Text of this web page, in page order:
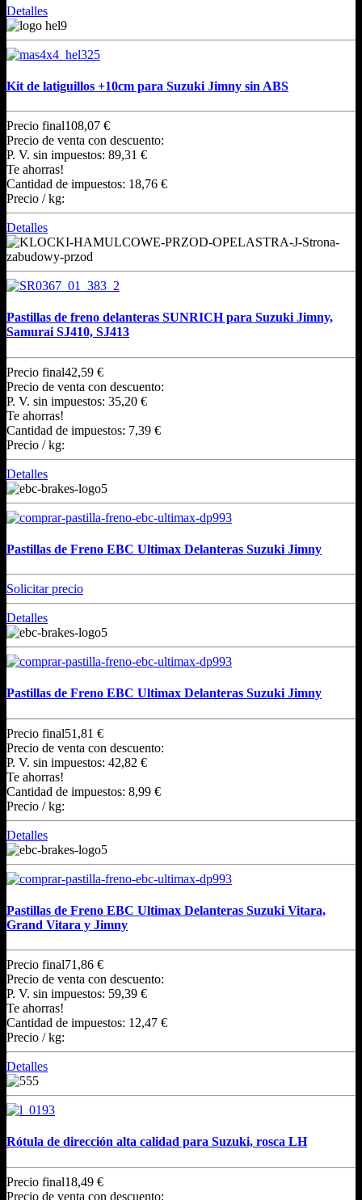
Detalles
Kit de latiguillos +10cm para Suzuki Jimny sin ABS
Precio final108,07 €
Precio de venta con descuento:
P. V. sin impuestos: 89,31 €
Te ahorras!
Cantidad de impuestos: 18,76 €
Precio / kg:
Detalles
Pastillas de freno delanteras SUNRICH para Suzuki Jimny,
Samurai SJ410, SJ413
Precio final42,59 €
Precio de venta con descuento:
P. V. sin impuestos: 35,20 €
Te ahorras!
Cantidad de impuestos: 7,39 €
Precio / kg:
Detalles
Pastillas de Freno EBC Ultimax Delanteras Suzuki Jimny
Solicitar precio
Detalles
Pastillas de Freno EBC Ultimax Delanteras Suzuki Jimny
Precio final51,81 €
Precio de venta con descuento:
P. V. sin impuestos: 42,82 €
Te ahorras!
Cantidad de impuestos: 8,99 €
Precio / kg:
Detalles
Pastillas de Freno EBC Ultimax Delanteras Suzuki Vitara,
Grand Vitara y Jimny
Precio final71,86 €
Precio de venta con descuento:
P. V. sin impuestos: 59,39 €
Te ahorras!
Cantidad de impuestos: 12,47 €
Precio / kg:
Detalles
Rótula de dirección alta calidad para Suzuki, rosca LH
Precio final18,49 €
Precio de venta con descuento: